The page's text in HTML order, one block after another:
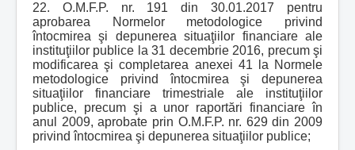
22. O.M.F.P. nr. 191 din 30.01.2017 pentru
aprobarea Normelor metodologice privind
întocmirea şi depunerea situaţiilor financiare ale
instituţiilor publice la 31 decembrie 2016, precum şi
modificarea şi completarea anexei 41 la Normele
metodologice privind întocmirea şi depunerea
situaţiilor financiare trimestriale ale instituţiilor
publice, precum şi a unor raportări financiare în
anul 2009, aprobate prin O.M.F.P. nr. 629 din 2009
privind întocmirea şi depunerea situaţiilor publice;